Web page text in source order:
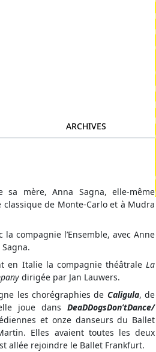
ARCHIVES
mère, Anna Sagna, elle-même
de Monte-Carlo et à Mudra
compagnie l’Ensemble, avec Anne
en Italie la compagnie théâtrale La
dirigée par Jan Lauwers.
les chorégraphies de Caligula, de
joue dansDeaDDogsDon’tDance/
et onze danseurs du Ballet
Elles avaient toutes les deux
allée rejoindre le Ballet Frankfurt.